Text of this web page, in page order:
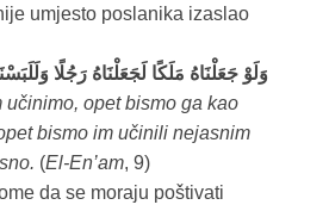
umjesto poslanika izaslao
وَلَوْ جَعَلْنَاهُ مَلَكًا لَجَعَلْنَاهُ رَجُلًا
učinimo, opet bismo ga kao
bismo im učinili nejasnim
(El-En’am, 9)
da se moraju poštivati